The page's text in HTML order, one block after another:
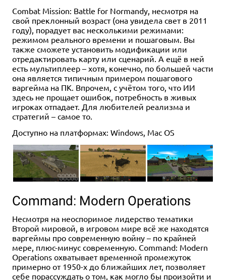
Combat Mission: Battle for Normandy, несмотря на
свой преклонный возраст (она увидела свет в 2011
году), порадует вас несколькими режимами:
режимом реального времени и пошаговым. Вы
также сможете установить модификации или
отредактировать карту или сценарий. А ещё в ней
есть мультиплеер – хотя, конечно, по большей части
она является типичным примером пошагового
варгейма на ПК. Впрочем, с учётом того, что ИИ
здесь не прощает ошибок, потребность в живых
игроках отпадает. Для любителей реализма и
стратегий – самое то.
Доступно на платформах: Windows, Mac OS
Command: Modern Operations
Несмотря на неоспоримое лидерство тематики
Второй мировой, в игровом мире всё же находятся
варгеймы про современную войну – по крайней
мере, плюс-минус современную. Command: Modern
Operations охватывает временной промежуток
примерно от 1950-х до ближайших лет, позволяет
себе порассуждать о том, как могло бы произойти и